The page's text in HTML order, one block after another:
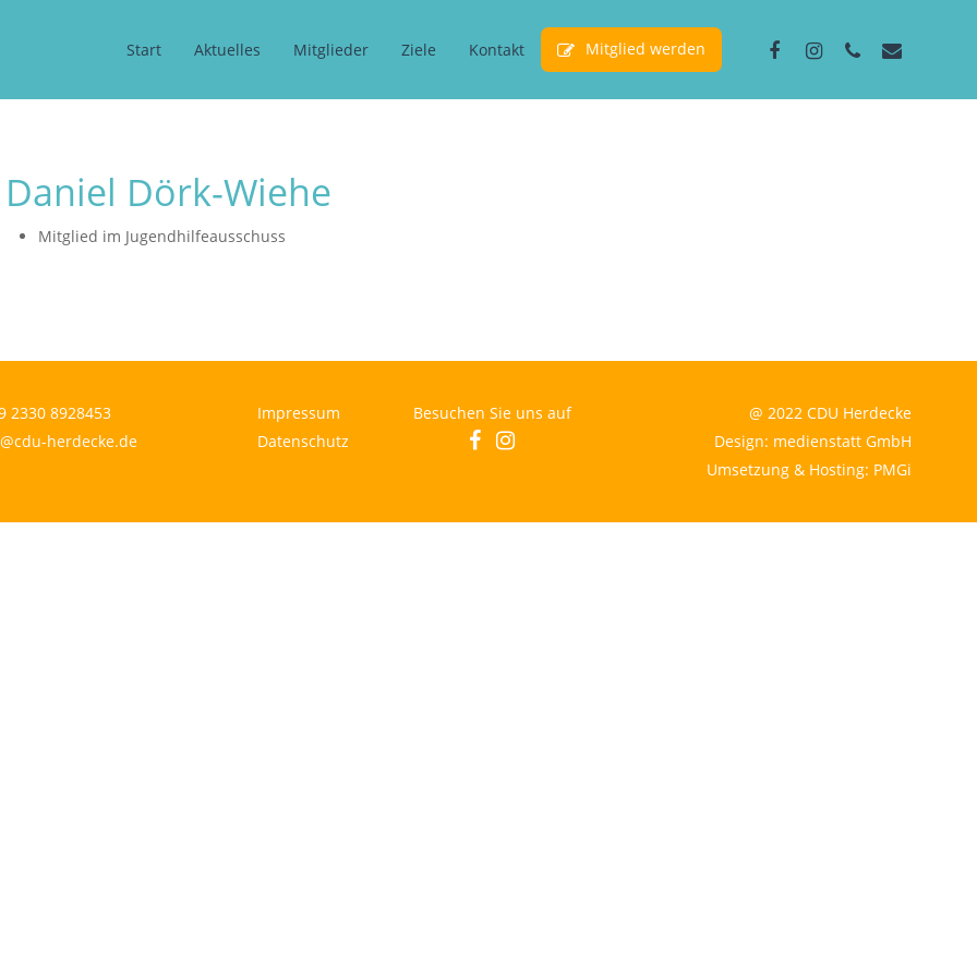
Start Aktuelles Mitglieder Ziele Kontakt Mitglied werden facebookinstagram
phone email
Daniel Dörk-Wiehe
Mitglied im Jugendhilfeausschuss
2330 8928453
herdecke.de
Impressum
Datenschutz
Besuchen Sie uns auf
facebookinstagram
@ 2022 CDU Herdecke
Design: medienstatt GmbH
Umsetzung & Hosting: PMGi